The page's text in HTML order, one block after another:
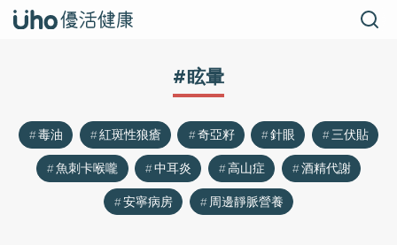
#眩暈
毒油 紅斑性狼瘡 奇亞籽 針眼
三伏貼
魚刺卡喉嚨
中耳炎 高山症
酒精代謝
安寧病房
周邊靜脈營養